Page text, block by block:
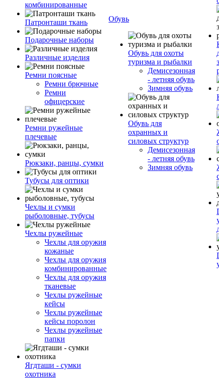
комбинированные
Патронташи ткань
Подарочные наборы
Различные изделия
Ремни поясные
Ремни брючные
Ремни
офицерские
Ремни ружейные
плечевые
Рюкзаки, ранцы, сумки
Тубусы для оптики
Чехлы и сумки
рыболовные, тубусы
Чехлы ружейные
Чехлы для оружия
кожаные
Чехлы для оружия
комбинированные
Чехлы для оружия
тканевые
Чехлы ружейные
кейсы
Чехлы ружейные
кейсы поролон
Чехлы ружейные
папки
Ягдташи - сумки
охотника
Обувь
Обувь для охоты
туризма и рыбалки
Демисезонная
- летняя обувь
Зимняя обувь
Обувь для
охранных и
силовых структур
Демисезонная
- летняя обувь
Зимняя обувь